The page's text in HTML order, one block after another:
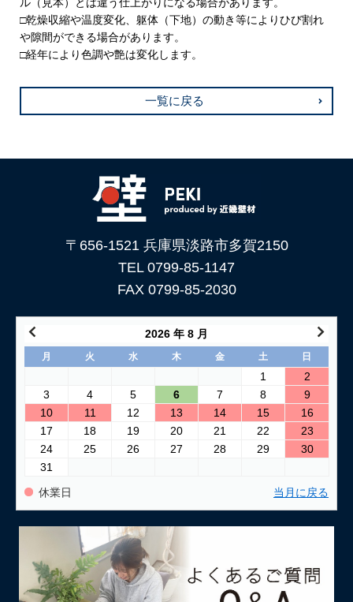
□乾燥収縮や温度変化、躯体（下地）の動き等によりひび割れ
や隙間ができる場合があります。
□経年により色調や艶は変化します。
一覧に戻る
〒656-1521 兵庫県淡路市多賀2150
TEL 0799-85-1147
FAX 0799-85-2030
2026 年 8 月
月 火 水 木 金 土 日
1
2
3
4 5 6 7 8
9
10
11 12 13 14 15
16
17
18 19 20 21 22
23
24
25 26 27 28 29
30
31
休業日 当月に戻る